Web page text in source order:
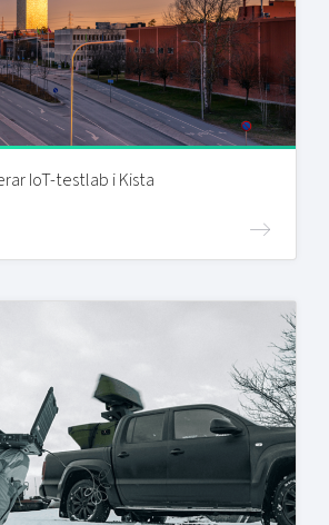
IoT-testlab i Kista